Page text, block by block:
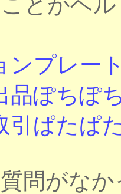
ンプレー
品ぽちぽ
引ぱたぱ
問がな